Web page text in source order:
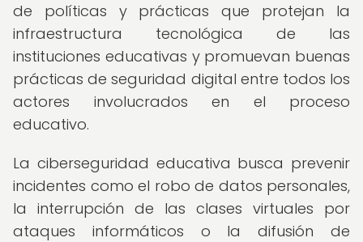
de políticas y prácticas que protejan la
infraestructura tecnológica de las
instituciones educativas y promuevan buenas
prácticas de seguridad digital entre todos los
actores involucrados en el proceso
educativo.
La ciberseguridad educativa busca prevenir
incidentes como el robo de datos personales,
la interrupción de las clases virtuales por
ataques informáticos o la difusión de